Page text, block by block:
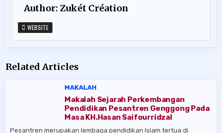
Author:Zukét Création
WEBSITE
Related Articles
MAKALAH
Makalah Sejarah Perkembangan
Pendidikan Pesantren Genggong Pada
Masa KH.Hasan Saifourridzal
Pesantren merupakan lembaga pendidikan Islam tertua di